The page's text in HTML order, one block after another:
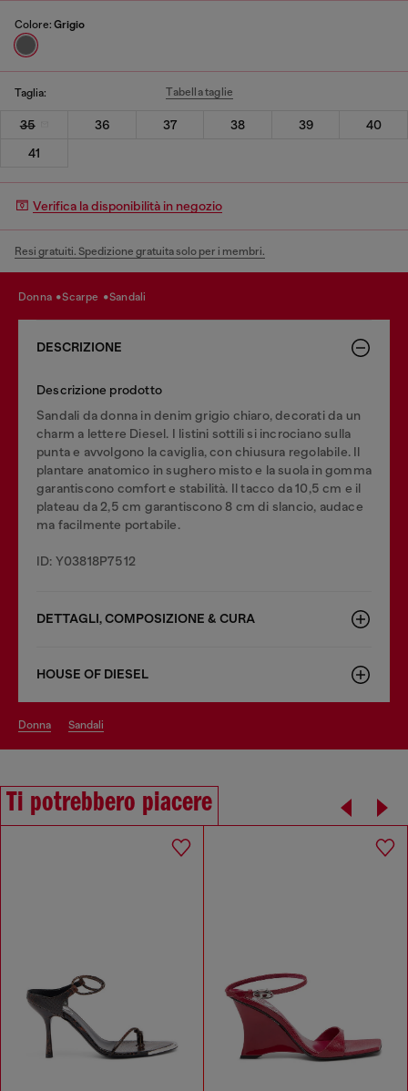
Colore: Grigio
Taglia: Tabella taglie
35 36 37 38 39
40
41
Verifica la disponibilità in negozio
Resi gratuiti. Spedizione gratuita solo per i membri.
donna scarpe sandali
DESCRIZIONE
Descrizione prodotto
Sandali da donna in denim grigio chiaro, decorati da un
charm a lettere Diesel. I listini sottili si incrociano sulla
punta e avvolgono la caviglia, con chiusura regolabile. Il
plantare anatomico in sughero misto e la suola in gomma
garantiscono comfort e stabilità. Il tacco da 10,5 cm e il
plateau da 2,5 cm garantiscono 8 cm di slancio, audace
ma facilmente portabile.
ID: Y03818P7512
DETTAGLI, COMPOSIZIONE & CURA
HOUSE OF DIESEL
donna sandali
Ti potrebbero piacere